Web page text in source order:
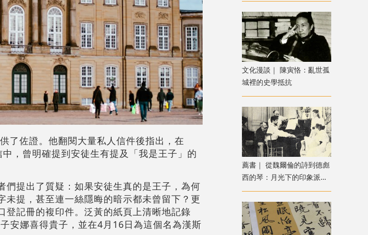
了佐證。他翻閱大量私人信件後指出，在
，曾明確提到安徒生有提及「我是王子」的
提出了質疑：如果安徒生真的是王子，為何
提，甚至連一絲隱晦的暗示都未曾留下？更
記冊的複印件。泛黃的紙頁上清晰地記錄
安娜喜得貴子，並在4月16日為這個名為漢斯
文化漫談｜ 陳寅恪：亂世孤
城裡的史學抵抗
薦書｜ 從魏爾倫的詩到德彪
西的琴：月光下的印象派音
樂之旅